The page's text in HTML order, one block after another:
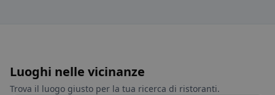
Luoghi nelle vicinanze
Trova il luogo giusto per la tua ricerca di ristoranti.